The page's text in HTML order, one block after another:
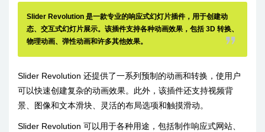
Slider Revolution 是一款专业的响应式幻灯片插件，用于创建动
态、交互式幻灯片展示。该插件支持各种动画效果，包括 3D 转换、
物理动画、弹性动画和许多其他效果。
Slider Revolution 还提供了一系列预制的动画和转换，使用户
可以快速创建复杂的动画效果。此外，该插件还支持视频背
景、图像和文本滑块、灵活的布局选项和触摸滑动。
Slider Revolution 可以用于各种用途，包括制作响应式网站、